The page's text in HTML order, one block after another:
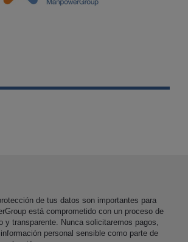
de tus datos son importantes para
está comprometido con un proceso de
y transparente. Nunca solicitaremos pagos,
personal sensible como parte de